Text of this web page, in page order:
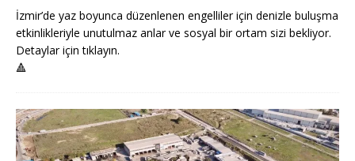
İzmir’de yaz boyunca düzenlenen engelliler için denizle buluşma
etkinlikleriyle unutulmaz anlar ve sosyal bir ortam sizi bekliyor.
Detaylar için tıklayın.
🔺